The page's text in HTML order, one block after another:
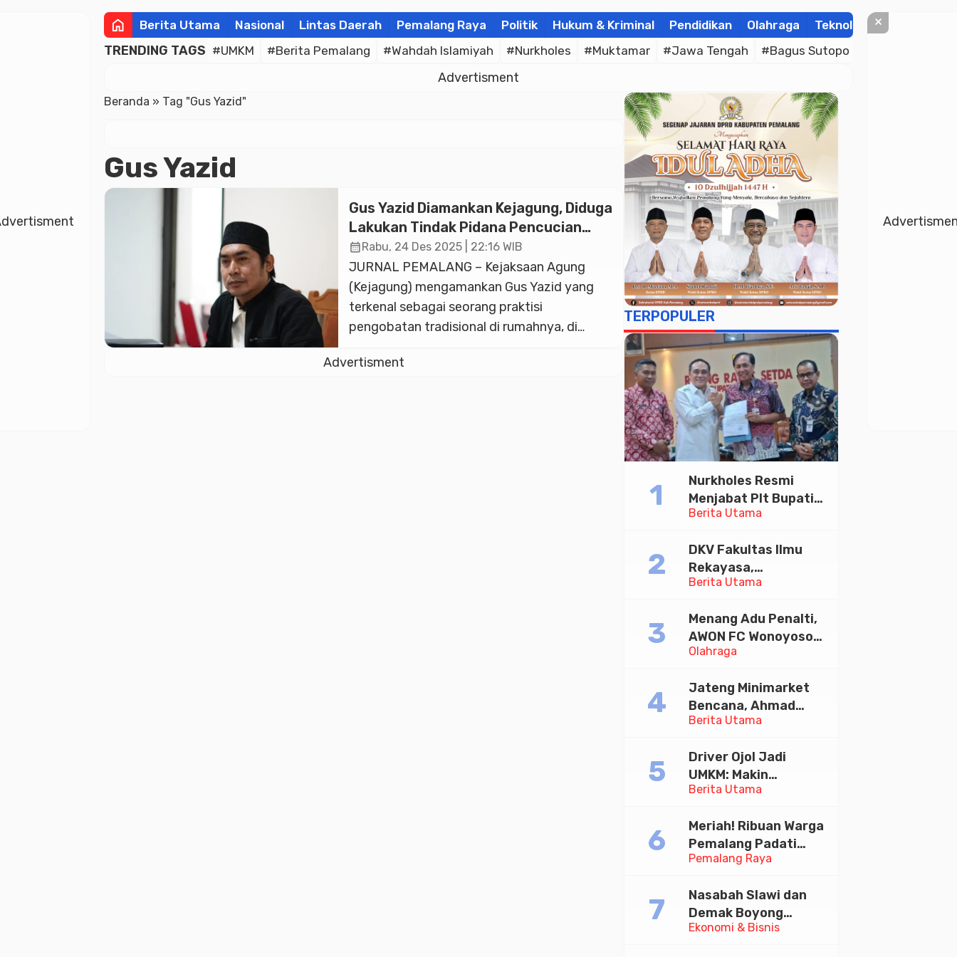
home Berita Utama Nasional Lintas Daerah Pemalang Raya Politik Hukum & Kriminal Pendidikan Olahraga Teknologi
TRENDING TAGS #UMKM #Berita Pemalang #Wahdah Islamiyah #Nurkholes #Muktamar #Jawa Tengah #Bagus Sutopo
Advertisment
Beranda » Tag "Gus Yazid"
Gus Yazid
Gus Yazid Diamankan Kejagung, Diduga
Lakukan Tindak Pidana Pencucian
Uang
calendar_monthRabu, 24 Des 2025 | 22:16 WIB
JURNAL PEMALANG – Kejaksaan Agung
(Kejagung) mengamankan Gus Yazid yang
terkenal sebagai seorang praktisi
pengobatan tradisional di rumahnya, di
ditangkap Kejagung terkait dugaan tindak
Advertisment
TERPOPULER
Berita Utama
Nurkholes Resmi
Menjabat Plt Bupati
Pemalang
Berita Utama
DKV Fakultas Ilmu
Rekayasa,
Universitas
Diskusi Desain
Olahraga
Menang Adu Penalti,
AWON FC Wonoyoso
Juara Bhayangkara
Berita Utama
Jateng Minimarket
Bencana, Ahmad
Luthfi Minta PMI Jadi
Berita Utama
Driver Ojol Jadi
UMKM: Makin
Sejahtera atau
Diskusi Paramadina
Pemalang Raya
Meriah! Ribuan Warga
Pemalang Padati
Kirab Festival Kamir
Ekonomi & Bisnis
Nasabah Slawi dan
Demak Boyong
Toyota Innova Zenix
×